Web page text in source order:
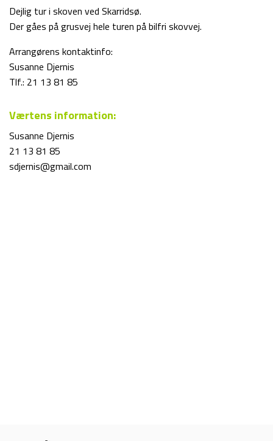
Dejlig tur i skoven ved Skarridsø.
Der gåes på grusvej hele turen på bilfri skovvej.
Arrangørens kontaktinfo:
Susanne Djernis
Tlf.: 21 13 81 85
Værtens information:
Susanne Djernis
21 13 81 85
sdjernis@gmail.com